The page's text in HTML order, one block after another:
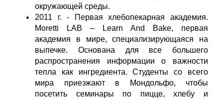
окружающей среды.
2011 г. - Первая хлебопекарная академия.
Moretti LAB – Learn And Bake, первая
академия в мире, специализирующаяся на
выпечке. Основана для все большего
распространения информации о важности
тепла как ингредиента. Студенты со всего
мира приезжают в Мондольфо, чтобы
посетить семинары по пицце, хлебу и